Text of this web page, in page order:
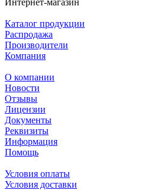
Каталог продукции
Распродажа
Производители
Компания
О компании
Новости
Отзывы
Лицензии
Документы
Реквизиты
Информация
Помощь
Условия оплаты
Условия доставки